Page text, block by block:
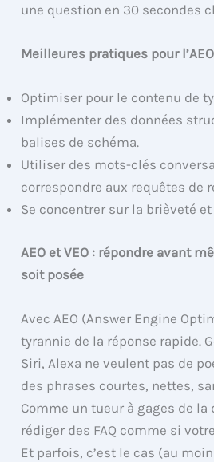
une question en 30 secondes
Meilleures pratiques pour
Optimiser pour le contenu de
Implémenter des données
balises de schéma.
Utiliser des mots-clés
correspondre aux requêtes de
Se concentrer sur la brièveté
AEO et VEO : répondre avant
soit posée
Avec AEO (Answer Engine
tyrannie de la réponse rapide.
Siri, Alexa ne veulent pas de
des phrases courtes, nettes,
Comme un tueur à gages de la
rédiger des FAQ comme si
Et parfois, c’est le cas (au